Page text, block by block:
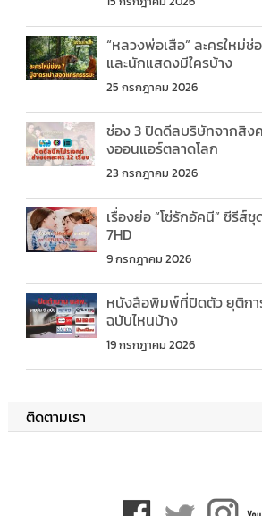
“หลวงพ่อเสือ” ละครใหม่ช่
และนักแสดงมีใครบ้าง
25 กรกฎาคม 2026
ช่อง 3 ปิดดีลบริษัทจากสิงค
งออนแอร์ตลาดโลก
23 กรกฎาคม 2026
เรื่องย่อ “โซ่รักอัคนี” ซีรีส์
7HD
9 กรกฎาคม 2026
หนังสือพิมพ์ที่ปิดตัว ยุติกา
ฉบับไหนบ้าง
19 กรกฎาคม 2026
ติดตามเรา